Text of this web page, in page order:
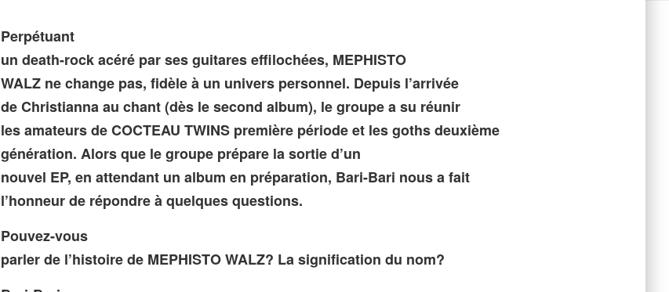
Perpétuant
un death-rock acéré par ses guitares effilochées, MEPHISTO
WALZ ne change pas, fidèle à un univers personnel. Depuis l’arrivée
de Christianna au chant (dès le second album), le groupe a su réunir
les amateurs de COCTEAU TWINS première période et les goths deuxième
génération. Alors que le groupe prépare la sortie d’un
nouvel EP, en attendant un album en préparation, Bari-Bari nous a fait
l’honneur de répondre à quelques questions.
Pouvez-vous
parler de l’histoire de MEPHISTO WALZ? La signification du nom?